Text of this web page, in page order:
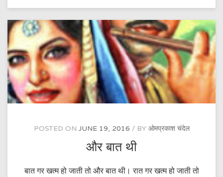
POSTED ON JUNE 19, 2016 BY ओमप्रकाश चंदेल
और बात थी
बात गर खत्म हो जाती तो और बात थी। रात गर खत्म हो जाती तो